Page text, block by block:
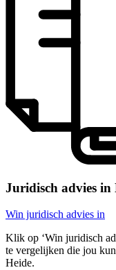
Juridisch advies in
Win juridisch advies in
Klik op ‘Win juridisch
te vergelijken die jou
Heide.